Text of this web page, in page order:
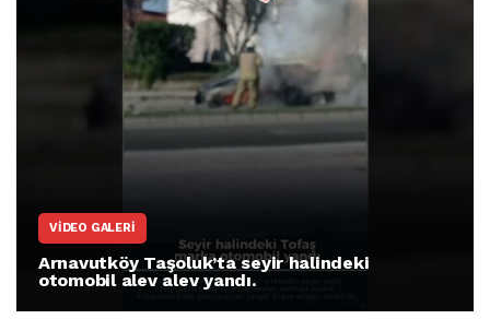
VIDEO GALERI
Arnavutköy Taşoluk’ta seyir halindeki
otomobil alev alev yandı.